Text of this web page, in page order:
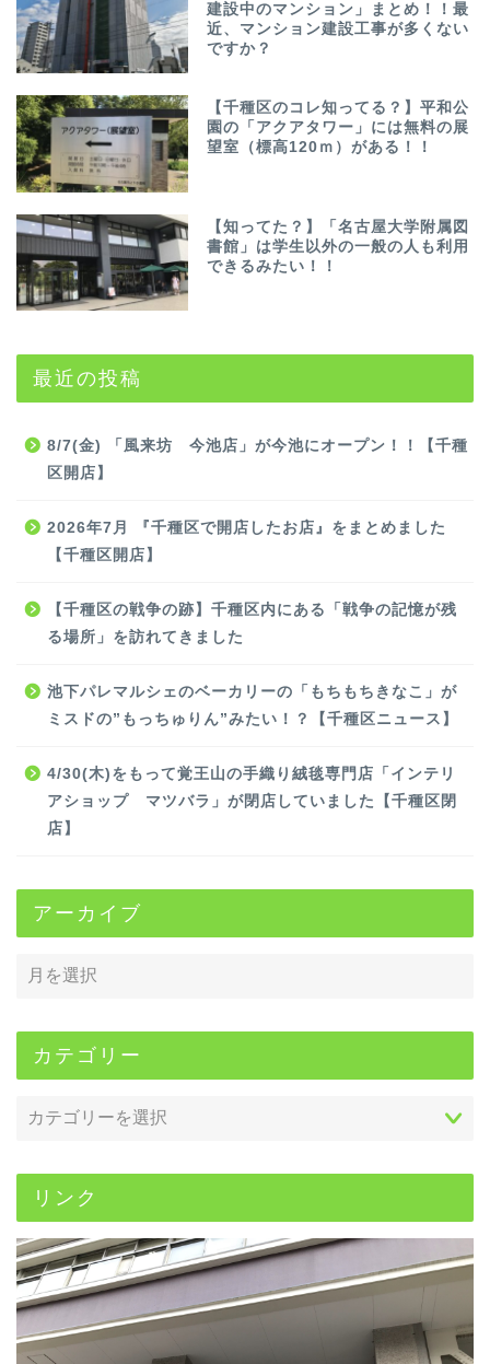
建設中のマンション」まとめ！！最
近、マンション建設工事が多くない
ですか？
【千種区のコレ知ってる？】平和公
園の「アクアタワー」には無料の展
望室（標高120ｍ）がある！！
【知ってた？】「名古屋大学附属図
書館」は学生以外の一般の人も利用
できるみたい！！
最近の投稿
8/7(金) 「風来坊 今池店」が今池にオープン！！【千種
区開店】
2026年7月 『千種区で開店したお店』をまとめました
【千種区開店】
【千種区の戦争の跡】千種区内にある「戦争の記憶が残
る場所」を訪れてきました
池下パレマルシェのベーカリーの「もちもちきなこ」が
ミスドの”もっちゅりん”みたい！？【千種区ニュース】
4/30(木)をもって覚王山の手織り絨毯専門店「インテリ
アショップ マツバラ」が閉店していました【千種区閉
店】
アーカイブ
カテゴリー
リンク